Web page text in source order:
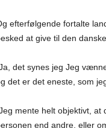
efterfølgende fortalte
at give til den
det synes jeg Jeg
det er det eneste, som
mente helt objektivt,
end andre, eller